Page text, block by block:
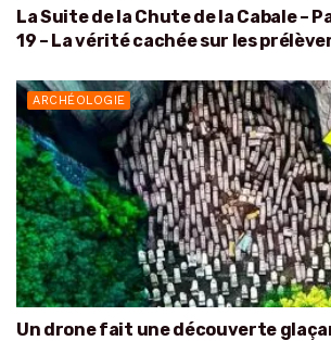
La Suite de la Chute de la Cabale –
19 – La vérité cachée sur les
ARCHÉOLOGIE
Un drone fait une découverte